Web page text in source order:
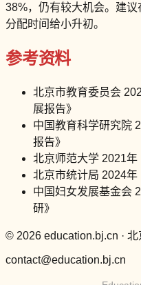
38%，仍有较大机会。建
分配时间给小升初。
参考资料
北京市教育委员会
展报告》
中国教育科学研究院
报告》
北京师范大学 2021年
北京市统计局 2024年
中国妇女发展基金会
研》
© 2026 education.bj.cn · 北
contact@education.bj.cn